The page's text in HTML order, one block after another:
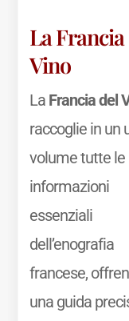
La
Vino
La Francia del
raccoglie in un
volume tutte le
informazioni
essenziali
dell’enografia
francese,
una guida